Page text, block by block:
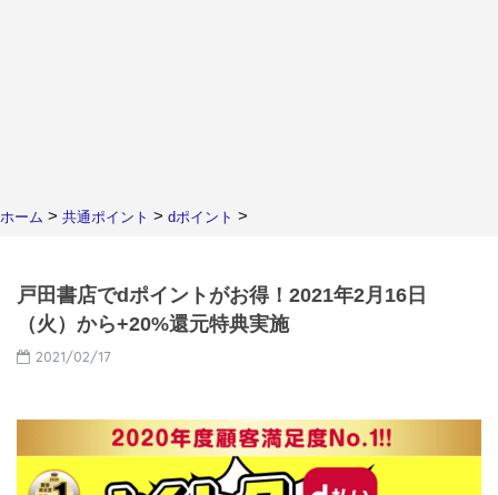
ホーム > 共通ポイント > dポイント >
戸田書店でdポイントがお得！2021年2月16日
（火）から+20%還元特典実施
2021/02/17